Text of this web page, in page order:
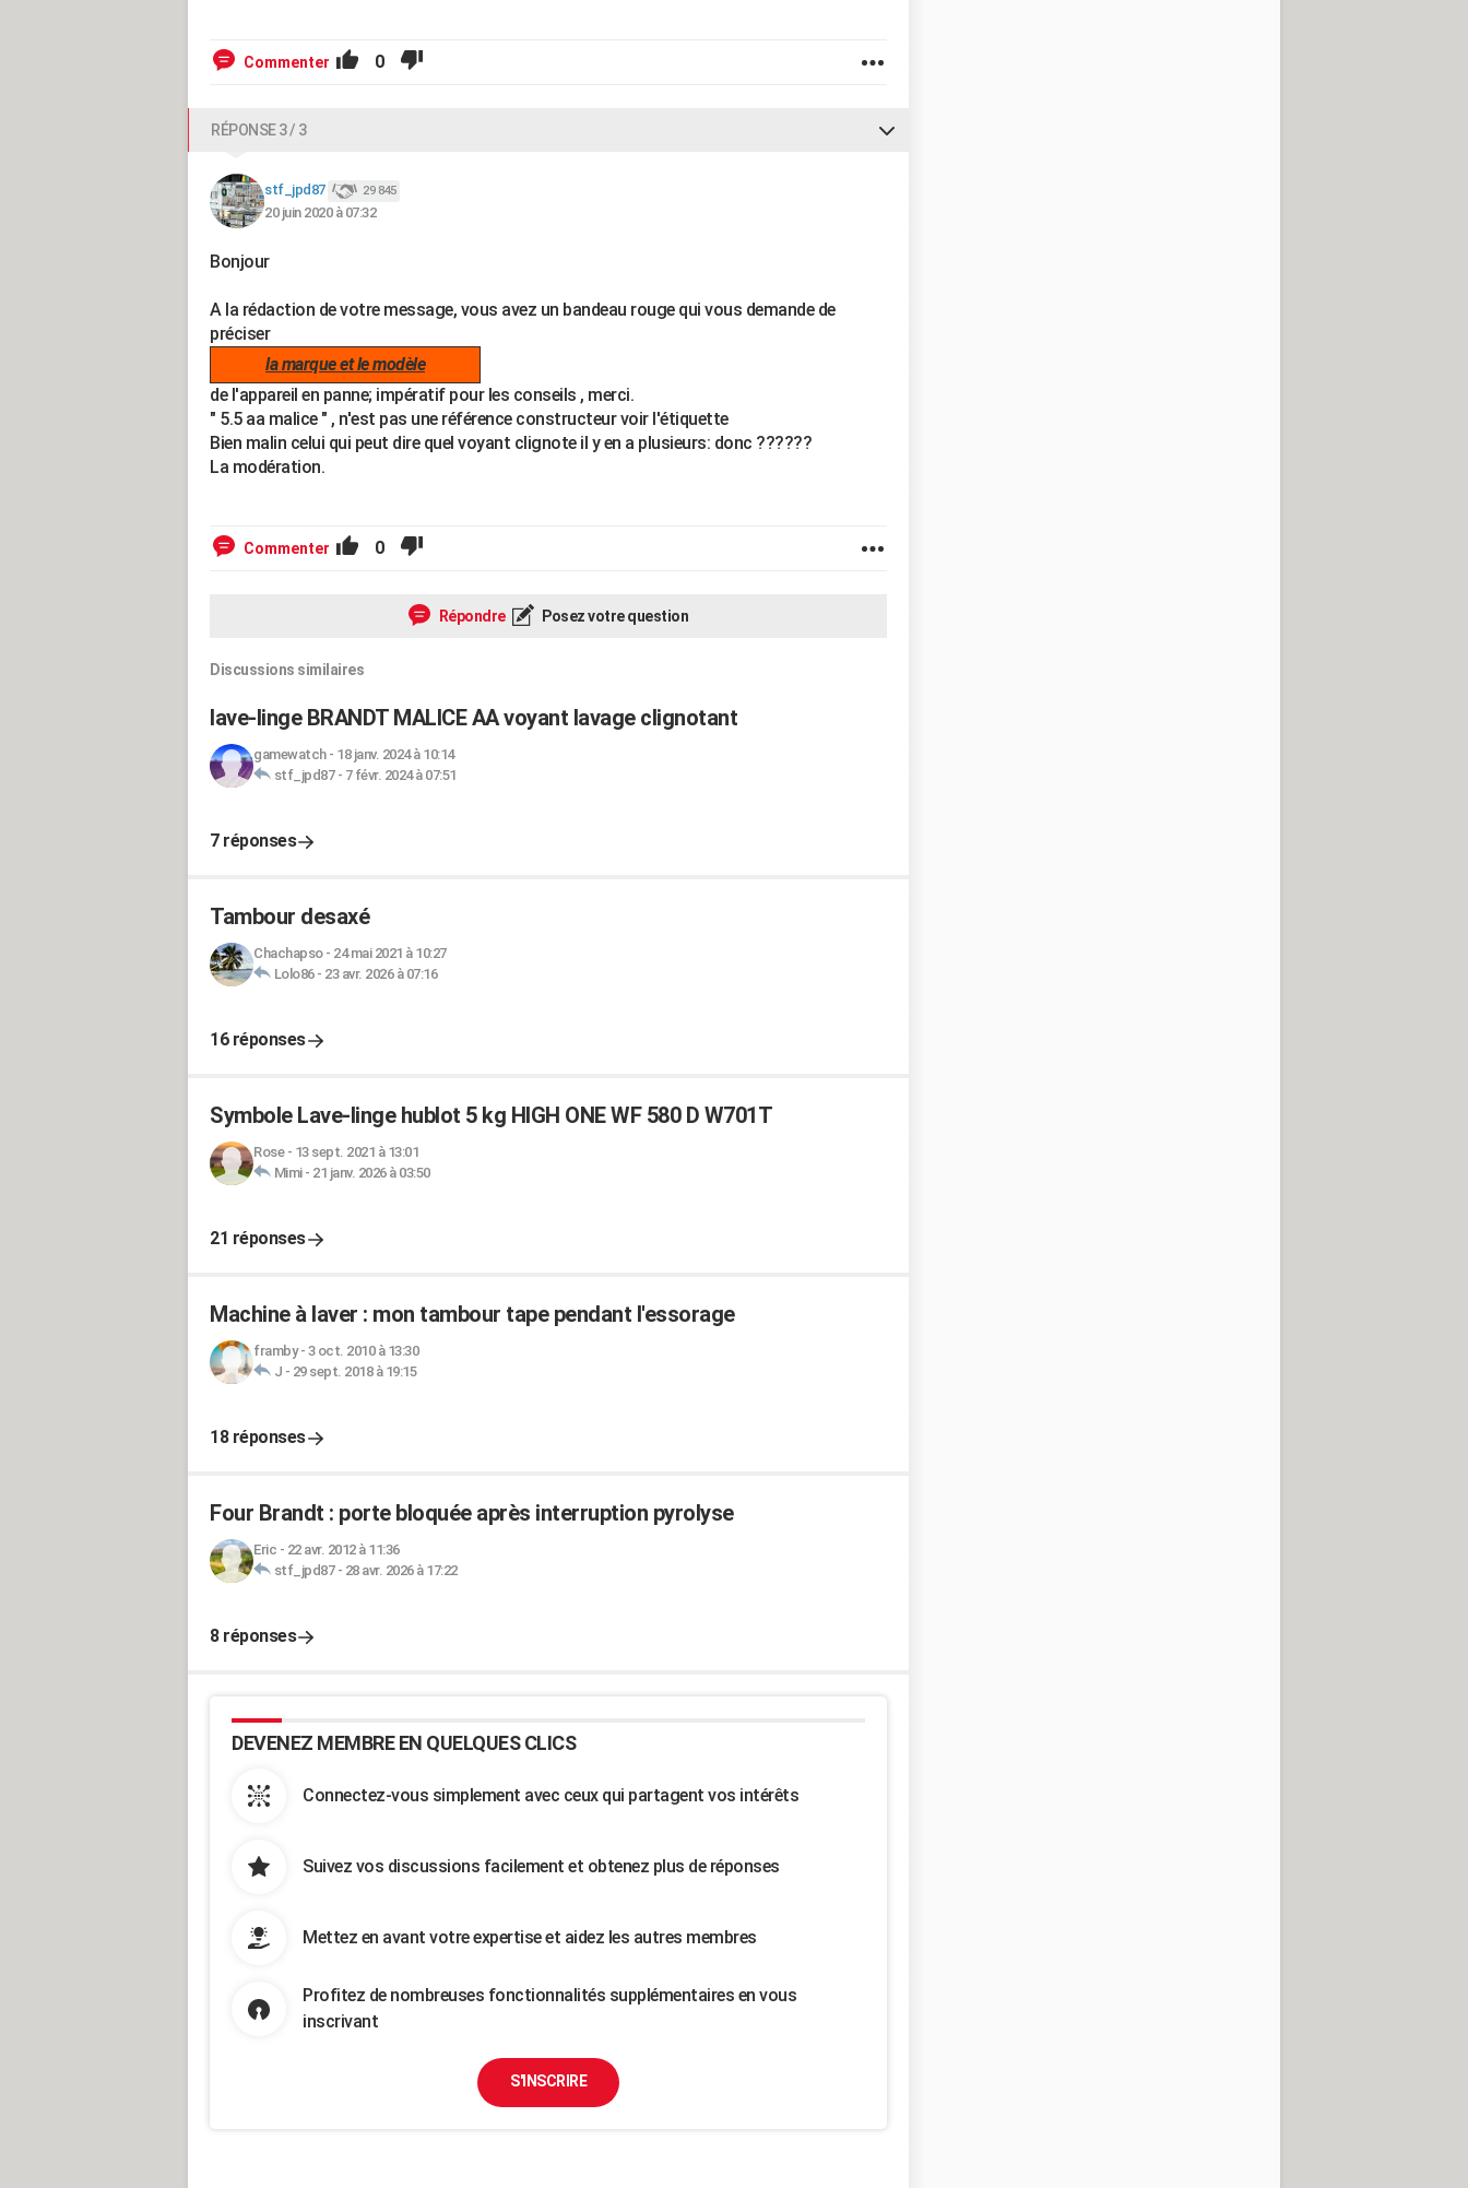
Commenter 0
RÉPONSE 3 / 3
stf_jpd87 29 845
20 juin 2020 à 07:32
Bonjour
A la rédaction de votre message, vous avez un bandeau rouge qui vous demande de
préciser
la marque et le modèle
de l'appareil en panne; impératif pour les conseils , merci.
" 5.5 aa malice " , n'est pas une référence constructeur voir l'étiquette
Bien malin celui qui peut dire quel voyant clignote il y en a plusieurs: donc ??????
La modération.
Commenter 0
Répondre Posez votre question
Discussions similaires
lave-linge BRANDT MALICE AA voyant lavage clignotant
gamewatch- 18 janv. 2024 à 10:14
stf_jpd87- 7 févr. 2024 à 07:51
7 réponses
Tambour desaxé
Chachapso- 24 mai 2021 à 10:27
Lolo86- 23 avr. 2026 à 07:16
16 réponses
Symbole Lave-linge hublot 5 kg HIGH ONE WF 580 D W701T
Rose- 13 sept. 2021 à 13:01
Mimi- 21 janv. 2026 à 03:50
21 réponses
Machine à laver : mon tambour tape pendant l'essorage
framby- 3 oct. 2010 à 13:30
J - 29 sept. 2018 à 19:15
18 réponses
Four Brandt : porte bloquée après interruption pyrolyse
Eric - 22 avr. 2012 à 11:36
stf_jpd87- 28 avr. 2026 à 17:22
8 réponses
DEVENEZ MEMBRE EN QUELQUES CLICS
Connectez-vous simplement avec ceux qui partagent vos intérêts
Suivez vos discussions facilement et obtenez plus de réponses
Mettez en avant votre expertise et aidez les autres membres
Profitez de nombreuses fonctionnalités supplémentaires en vous
inscrivant
S'INSCRIRE